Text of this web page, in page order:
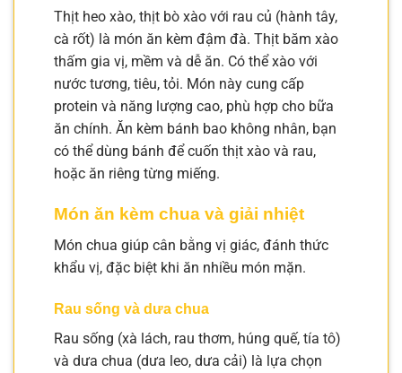
Thịt heo xào, thịt bò xào với rau củ (hành tây,
cà rốt) là món ăn kèm đậm đà. Thịt băm xào
thấm gia vị, mềm và dễ ăn. Có thể xào với
nước tương, tiêu, tỏi. Món này cung cấp
protein và năng lượng cao, phù hợp cho bữa
ăn chính. Ăn kèm bánh bao không nhân, bạn
có thể dùng bánh để cuốn thịt xào và rau,
hoặc ăn riêng từng miếng.
Món ăn kèm chua và giải nhiệt
Món chua giúp cân bằng vị giác, đánh thức
khẩu vị, đặc biệt khi ăn nhiều món mặn.
Rau sống và dưa chua
Rau sống (xà lách, rau thơm, húng quế, tía tô)
và dưa chua (dưa leo, dưa cải) là lựa chọn